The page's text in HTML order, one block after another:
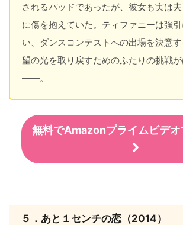
されるパッドであったが、彼女も実は
に傷を抱えていた。ティファニーは強
い、ダンスコンテストへの出場を決意
望の光を取り戻すためのふたりの挑戦
――。
無料でAmazonプライムビデオ
５．あと１センチの恋（2014）